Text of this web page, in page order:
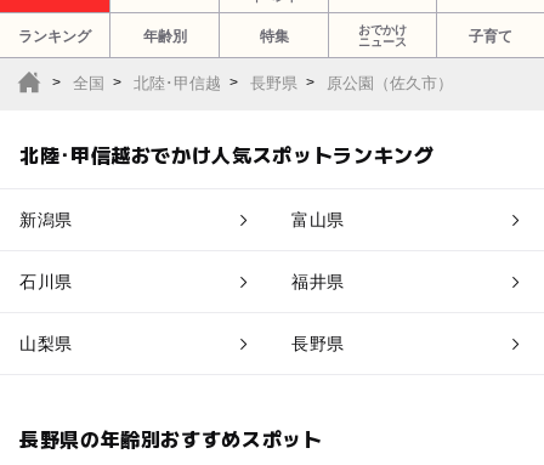
ランキング 年齢別 特集
おでかけ
ニュース
子育て
全国 北陸･甲信越 長野県 原公園（佐久市）
北陸･甲信越おでかけ人気スポットランキング
新潟県 富山県
石川県 福井県
山梨県 長野県
長野県の年齢別おすすめスポット